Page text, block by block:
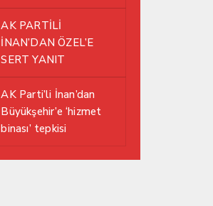
EDİYOR
AK PARTİLİ
İNAN’DAN ÖZEL’E
SERT YANIT
AK Parti’li İnan’dan
Büyükşehir’e ‘hizmet
binası’ tepkisi